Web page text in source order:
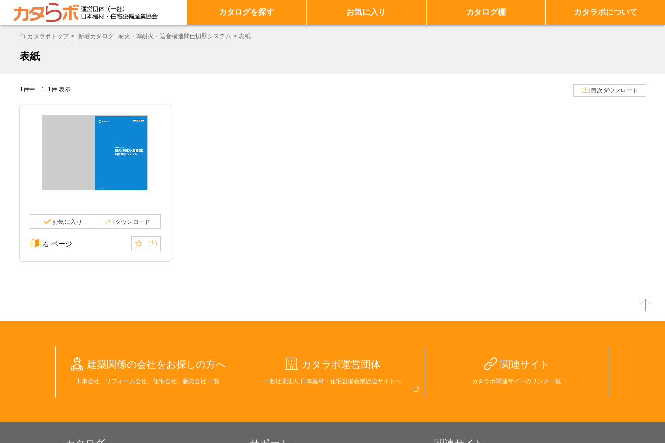
カタログを探す お気に入り カタログ棚 カタラボについて
カタラボトップ 新着カタログ | 耐火・準耐火・遮音構造間仕切壁システム 表紙
表紙
1件中 1~1件 表示 目次ダウンロード
お気に入り ダウンロード
右 ページ
建築関係の会社をお探しの方へ
工事会社、リフォーム会社、住宅会社、販売会社 一覧
カタラボ運営団体
一般社団法人 日本建材・住宅設備産業協会サイトへ
関連サイト
カタラボ関連サイトのリンク一覧